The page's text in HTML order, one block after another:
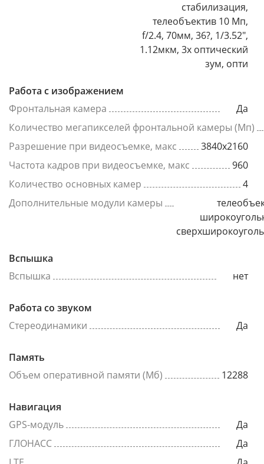
стабилизация,
телеобъектив 10 Мп,
f/2.4, 70мм, 36?, 1/3.52",
1.12мкм, 3x оптический
зум, опти
Работа с изображением
Фронтальная камера
Да
Количество мегапикселей фронтальной камеры (Мп)
Разрешение при видеосъемке, макс
3840x2160
Частота кадров при видеосъемке, макс
960
Количество основных камер
4
Дополнительные модули камеры
Вспышка
Вспышка
нет
Работа со звуком
Стереодинамики
Да
Память
Объем оперативной памяти (Мб)
12288
Навигация
GPS-модуль
Да
ГЛОНАСС
Да